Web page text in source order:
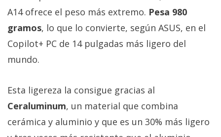
A14 ofrece el peso más extremo. Pesa 980
gramos, lo que lo convierte, según ASUS, en el
Copilot+ PC de 14 pulgadas más ligero del
mundo.
Esta ligereza la consigue gracias al
Ceraluminum, un material que combina
cerámica y aluminio y que es un 30% más ligero